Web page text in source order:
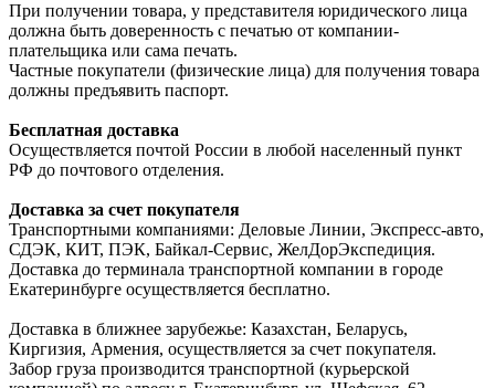
При получении товара, у представителя юридического лица
должна быть доверенность с печатью от компании-
плательщика или сама печать.
Частные покупатели (физические лица) для получения товара
должны предъявить паспорт.
Бесплатная доставка
Осуществляется почтой России в любой населенный пункт
РФ до почтового отделения.
Доставка за счет покупателя
Транспортными компаниями: Деловые Линии, Экспресс-авто,
СДЭК, КИТ, ПЭК, Байкал-Сервис, ЖелДорЭкспедиция.
Доставка до терминала транспортной компании в городе
Екатеринбурге осуществляется бесплатно.
Доставка в ближнее зарубежье: Казахстан, Беларусь,
Киргизия, Армения, осуществляется за счет покупателя.
Забор груза производится транспортной (курьерской